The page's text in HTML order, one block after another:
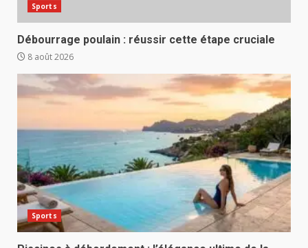
Sports
Débourrage poulain : réussir cette étape cruciale
8 août 2026
Sports